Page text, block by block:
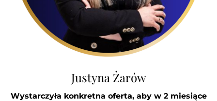
Justyna Żarów
Wystarczyła konkretna oferta, aby w 2 miesiące